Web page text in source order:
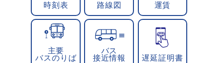
時刻表 路線図 運賃
主要
バスのりば
バス
接近情報
遅延証明書